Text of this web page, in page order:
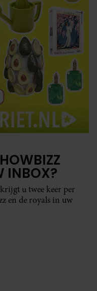
INBOX?
u twee keer per
en de royals in uw